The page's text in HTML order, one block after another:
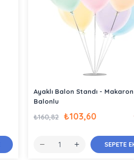
Ayaklı Balon Standı - Makaron
Balonlu
₺103,60
₺160,82
SEPETE